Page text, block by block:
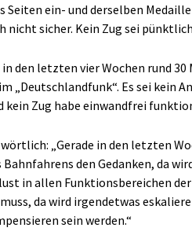
Seiten ein- und derselben
nicht sicher. Kein Zug sei
in den letzten vier Wochen rund
„Deutschlandfunk“. Es sei kein
kein Zug habe einwandfrei
„Gerade in den letzten
Bahnfahrens den Gedanken, da
in allen Funktionsbereichen der
da wird irgendetwas
sein werden.“